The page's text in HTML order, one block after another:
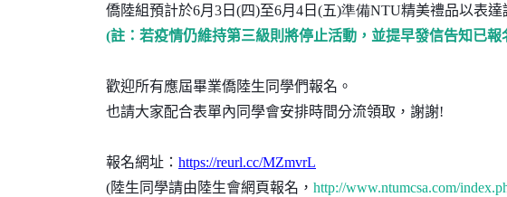
僑陸組預計於6月 3 日 (四)至6月 4 日 (五)準備NTU精美禮品以表達
(註：若疫情仍維持第三級則將停止活動，並提早發信告知已報
歡迎所有應屆畢業僑陸生同學們報名。
也請大家配合表單內同學會安排時間分流領取，謝謝!
報名網址： https://reurl.cc/MZmvrL
(陸生同學請由陸生會網頁報名， http://www.ntumcsa.com/